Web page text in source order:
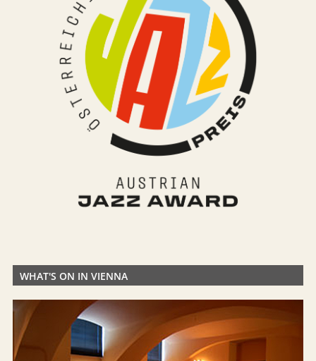
WHAT'S ON IN VIENNA